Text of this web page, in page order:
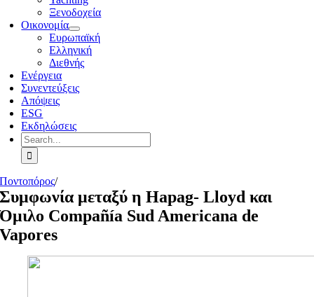
Ξενοδοχεία
Οικονομία
Ευρωπαϊκή
Ελληνική
Διεθνής
Ενέργεια
Συνεντεύξεις
Απόψεις
ESG
Εκδηλώσεις
Search
for:
Ποντοπόρος/
Συμφωνία μεταξύ η Hapag- Lloyd και
Όμιλο Compañía Sud Americana de
Vapores